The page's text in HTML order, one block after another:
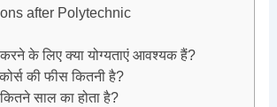
after Polytechnic
के लिए क्या योग्यताएं आवश्यक हैं?
की फीस कितनी है?
साल का होता है?